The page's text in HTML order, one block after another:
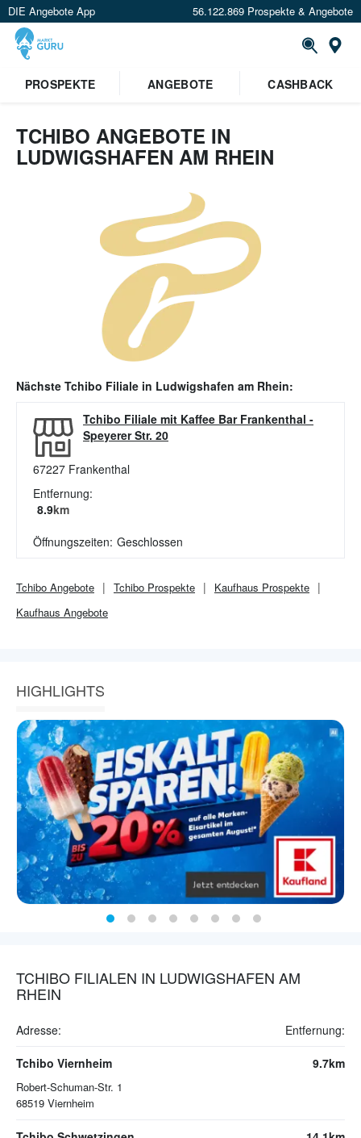
DIE Angebote App 56.122.869 Prospekte & Angebote
PROSPEKTE
ANGEBOTE CASHBACK
TCHIBO ANGEBOTE IN
LUDWIGSHAFEN AM RHEIN
Nächste Tchibo Filiale in Ludwigshafen am Rhein:
Tchibo Filiale mit Kaffee Bar Frankenthal -
Speyerer Str. 20
67227 Frankenthal
Entfernung:
8.9km
Öffnungszeiten: Geschlossen
Tchibo Angebote Tchibo Prospekte Kaufhaus Prospekte
Kaufhaus Angebote
HIGHLIGHTS
TCHIBO FILIALEN IN LUDWIGSHAFEN AM
RHEIN
Adresse: Entfernung:
Tchibo Viernheim
Robert-Schuman-Str. 1
68519 Viernheim
9.7km